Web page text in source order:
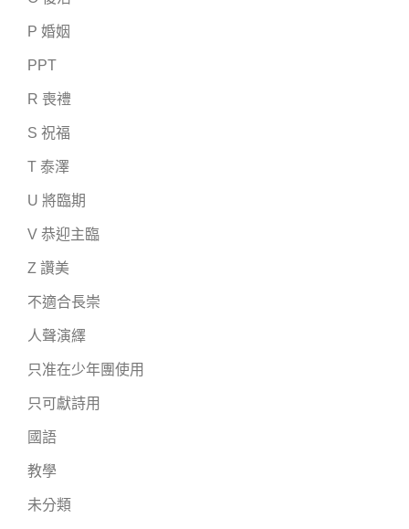
P 婚姻
PPT
R 喪禮
S 祝福
T 泰澤
U 將臨期
V 恭迎主臨
Z 讚美
不適合長崇
人聲演繹
只准在少年團使用
只可獻詩用
國語
教學
未分類